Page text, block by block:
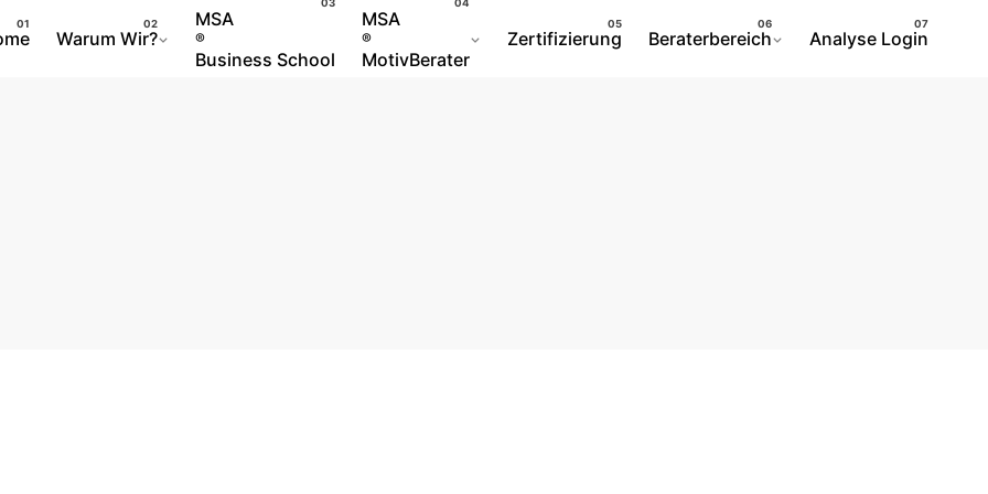
Warum Wir?
MSA
®
Business School
MSA
®
MotivBerater
Zertifizierung Beraterbereich Analyse Login